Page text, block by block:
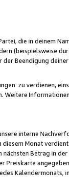
die in deinem
(beispielsweise
Beendigung
zu verdienen,
Weitere
interne
diesem Monat
Betrag in der
Preiskarte
Kalendermonats,